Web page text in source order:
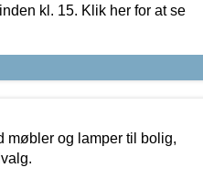
kl. 15. Klik her for at se
møbler og lamper til bolig,